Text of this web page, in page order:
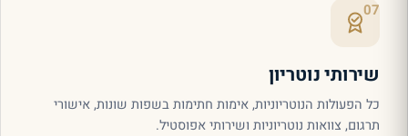
07
שירותי נוטריון
כל הפעולות הנוטריוניות, אימות חתימות בשפות שונות, אישורי
תרגום, צוואות נוטריוניות ושירותי אפוסטיל.